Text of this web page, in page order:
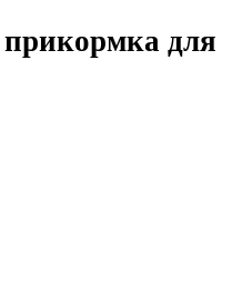
прикормка для